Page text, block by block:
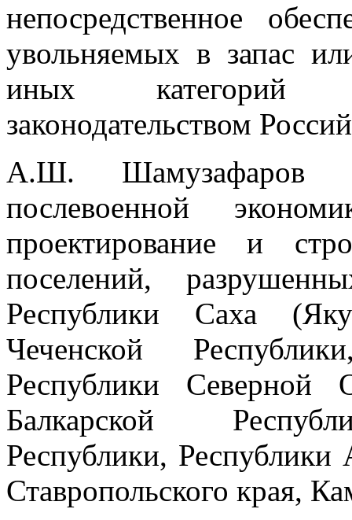
непосредственное
увольняемых в запас
иных категорий
законодательством
А.Ш. Шамузафаров
послевоенной
проектирование и
поселений,
Республики Саха
Чеченской
Республики Северной
Балкарской
Республики, Республики
Ставропольского края,